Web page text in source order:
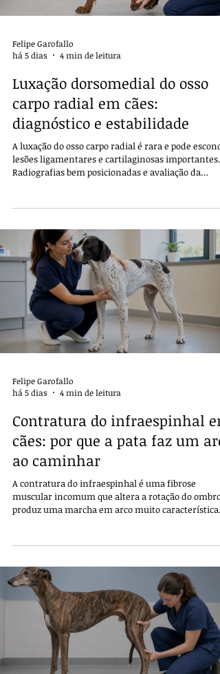
Felipe Garofallo
há 5 dias
4 min de leitura
Luxação dorsomedial do osso
carpo radial em cães:
diagnóstico e estabilidade
A luxação do osso carpo radial é rara e pode
lesões ligamentares e cartilaginosas importantes.
Radiografias bem posicionadas e avaliação da
Felipe Garofallo
há 5 dias
4 min de leitura
Contratura do infraespinhal
cães: por que a pata faz um
ao caminhar
A contratura do infraespinhal é uma fibrose
muscular incomum que altera a rotação do ombro
produz uma marcha em arco muito característica.
orienta o tratamento mais seguro.